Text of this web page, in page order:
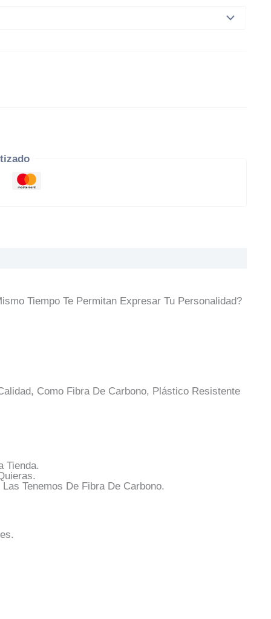
Tiempo Te Permitan Expresar Tu Personalidad?
Como Fibra De Carbono, Plástico Resistente
Tienda.
Tenemos De Fibra De Carbono.